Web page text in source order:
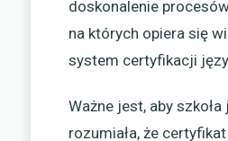
doskonalenie
na których opiera się
system certyfikacji
Ważne jest, aby
rozumiała, że